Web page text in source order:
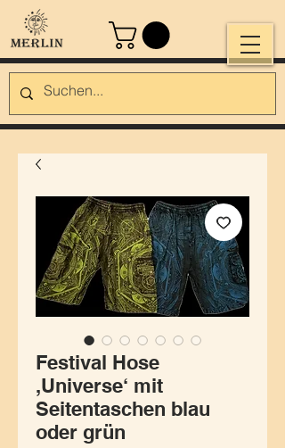
Festival Hose
,Universe‘ mit
Seitentaschen blau
oder grün